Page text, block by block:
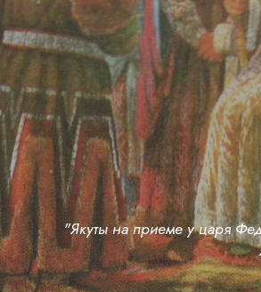
"Якуты на приеме у царя